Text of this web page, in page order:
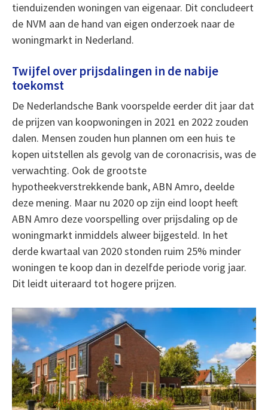
tienduizenden woningen van eigenaar. Dit concludeert
de NVM aan de hand van eigen onderzoek naar de
woningmarkt in Nederland.
Twijfel over prijsdalingen in de nabije
toekomst
De Nederlandsche Bank voorspelde eerder dit jaar dat
de prijzen van koopwoningen in 2021 en 2022 zouden
dalen. Mensen zouden hun plannen om een huis te
kopen uitstellen als gevolg van de coronacrisis, was de
verwachting. Ook de grootste
hypotheekverstrekkende bank, ABN Amro, deelde
deze mening. Maar nu 2020 op zijn eind loopt heeft
ABN Amro deze voorspelling over prijsdaling op de
woningmarkt inmiddels alweer bijgesteld. In het
derde kwartaal van 2020 stonden ruim 25% minder
woningen te koop dan in dezelfde periode vorig jaar.
Dit leidt uiteraard tot hogere prijzen.